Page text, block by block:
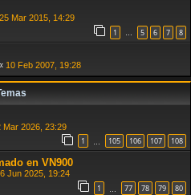
25 Mar 2015, 14:29
1 … 5 6 7 8
10 Feb 2007, 19:28
Mar 2026, 23:29
1 105 106 107 108
en VN900
Jun 2025, 19:24
1 77 78 79 80